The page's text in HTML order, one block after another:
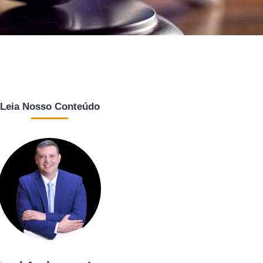
Leia Nosso Conteúdo